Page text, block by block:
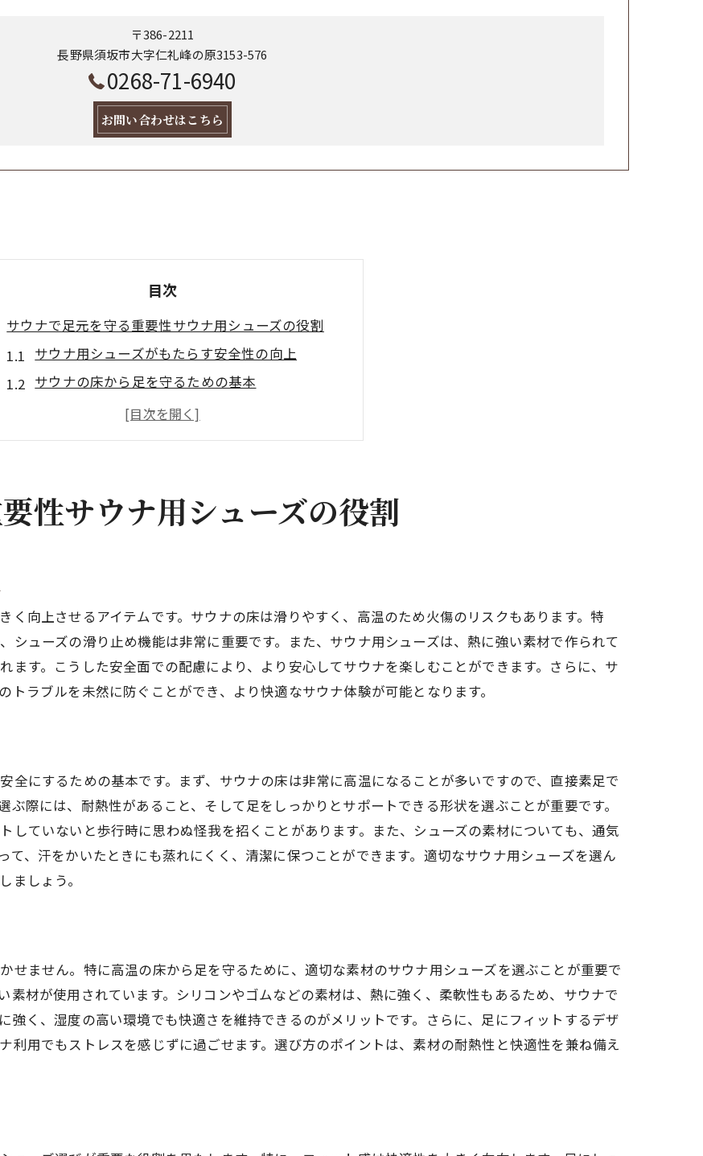
〒386-2211
長野県須坂市大字仁礼峰の原3153-576
0268-71-6940
お問い合わせはこちら
目次
サウナで足元を守る重要性サウナ用シューズの役割
サウナ用シューズがもたらす安全性の向上
サウナの床から足を守るための基本
熱から足を保護するための素材の選択
サウナでの快適さを保つための工夫
サウナ用シューズのメンテナンス方法
サウナ用シューズ選び素材と耐久性のポイント
長持ちするサウナ用シューズの見分け方
環境に優しい素材のサウナ用シューズ
水や汗に強い素材の選び方
サウナ用シューズの劣化を防ぐ方法
安全面でのサウナ用シューズの役割
滑りにくさを確認するためのポイント
安全性向上のためのシューズの機能
サウナ用シューズのフィット感と安全性
滑り止め効果を維持するためのケア方法
サイズ選びで失敗しないためのポイント
快適なサウナライフのためのサイズ選び
サイズによる使用感の違いと選び方
サウナ用シューズのサイズ調整方法
性サウナ用シューズの役割
く向上させるアイテムです。サウナの床は滑りやすく、高温のため火傷のリスクもあります。特
シューズの滑り止め機能は非常に重要です。また、サウナ用シューズは、熱に強い素材で作られて
ます。こうした安全面での配慮により、より安心してサウナを楽しむことができます。さらに、サ
ラブルを未然に防ぐことができ、より快適なサウナ体験が可能となります。
全にするための基本です。まず、サウナの床は非常に高温になることが多いですので、直接素足で
際には、耐熱性があること、そして足をしっかりとサポートできる形状を選ぶことが重要です。
していないと歩行時に思わぬ怪我を招くことがあります。また、シューズの素材についても、通気
て、汗をかいたときにも蒸れにくく、清潔に保つことができます。適切なサウナ用シューズを選ん
ましょう。
せません。特に高温の床から足を守るために、適切な素材のサウナ用シューズを選ぶことが重要で
素材が使用されています。シリコンやゴムなどの素材は、熱に強く、柔軟性もあるため、サウナで
強く、湿度の高い環境でも快適さを維持できるのがメリットです。さらに、足にフィットするデザ
利用でもストレスを感じずに過ごせます。選び方のポイントは、素材の耐熱性と快適性を兼ね備え